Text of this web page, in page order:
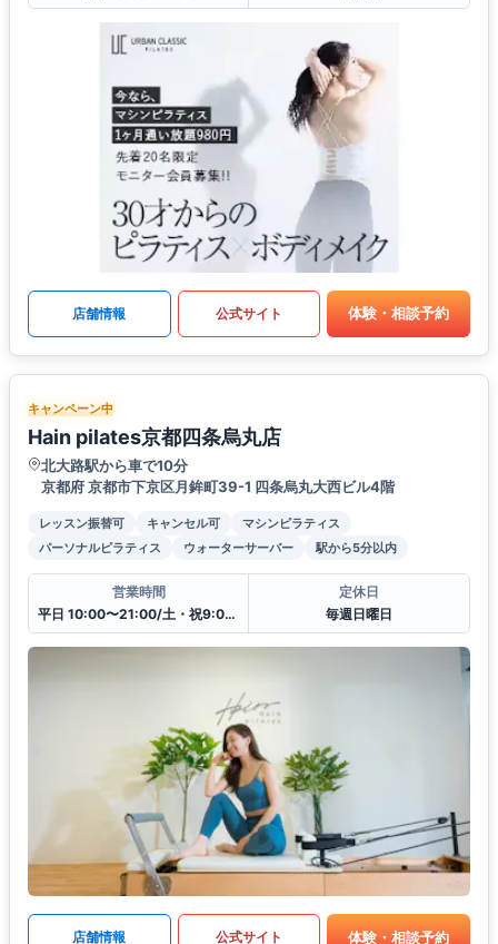
店舗情報 公式サイト 体験・相談予約
キャンペーン中
Hain pilates京都四条烏丸店
北大路駅から車で10分
京都府 京都市下京区月鉾町39-1 四条烏丸大西ビル4階
レッスン振替可 キャンセル可
マシンピラティス
パーソナルピラティス
ウォーターサーバー 駅から5分以内
営業時間
平日 10:00〜21:00/土・祝9:00〜20:00
定休日
毎週日曜日
店舗情報 公式サイト 体験・相談予約